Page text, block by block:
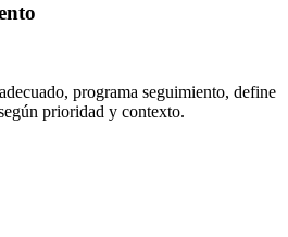
programa seguimiento, define
prioridad y contexto.